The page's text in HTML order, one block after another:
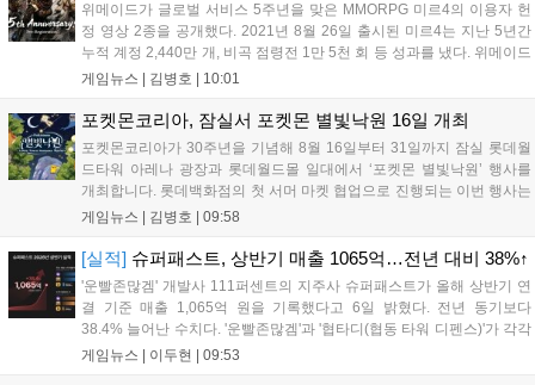
위메이드가 글로벌 서비스 5주년을 맞은 MMORPG 미르4의 이용자 헌
정 영상 2종을 공개했다. 2021년 8월 26일 출시된 미르4는 지난 5년간
누적 계정 2,440만 개, 비곡 점령전 1만 5천 회 등 성과를 냈다. 위메이드
는 감사의 의미를 담은 오리지널 음원 뮤직비디오와 성과 정리 영상을
하겠다는 의지를 밝혔다....
게임뉴스 | 김병호 10:01
포켓몬코리아, 잠실서 포켓몬 별빛낙원 16일 개최
포켓몬코리아가 30주년을 기념해 8월 16일부터 31일까지 잠실 롯데월
드타워 아레나 광장과 롯데월드몰 일대에서 ‘포켓몬 별빛낙원’ 행사를
개최합니다. 롯데백화점의 첫 서머 마켓 협업으로 진행되는 이번 행사는
초대형 잉어킹 수로와 LED 폭포 등 신비로운 테마 공간과 팝업스토어,
화점몰에서 진행되며, 방문객에게는 프로모 카드 등 다양한 혜택이 제공
됩니다. 포켓몬과 함께하는 이번 여름 축제는 포켓몬 공식 홈페이지를
통해 상세 내용을 확인할 수 있습니다....
게임뉴스 | 김병호 09:58
[실적] 슈퍼패스트, 상반기 매출 1065억…전년 대비 38%↑
'운빨존많겜' 개발사 111퍼센트의 지주사 슈퍼패스트가 올해 상반기 연
결 기준 매출 1,065억 원을 기록했다고 6일 밝혔다. 전년 동기보다
38.4% 늘어난 수치다. '운빨존많겜'과 '협타디(협동 타워 디펜스)'가 각각
629억 원과 329억 원을 올려 전체 매출의 90%를 채웠다. 특히 2024년
게임뉴스 | 이두현 09:53